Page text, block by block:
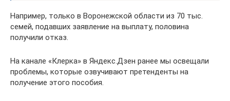
Например, только в Воронежской области из 70 тыс.
семей, подавших заявление на выплату, половина
получили отказ.
На канале «Клерка» в Яндекс.Дзен ранее мы освещали
проблемы, которые озвучивают претенденты на
получение этого пособия.